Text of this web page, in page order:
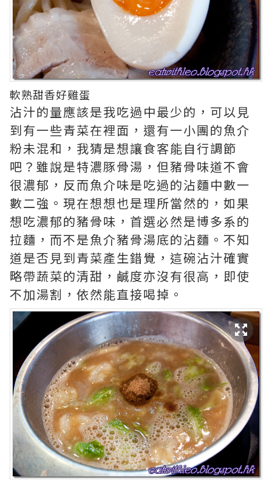
軟熟甜香好雞蛋
沾汁的量應該是我吃過中最少的，可以見
到有一些青菜在裡面，還有一小團的魚介
粉未混和，我猜是想讓食客能自行調節
吧？雖說是特濃豚骨湯，但豬骨味道不會
很濃郁，反而魚介味是吃過的沾麵中數一
數二強。現在想想也是理所當然的，如果
想吃濃郁的豬骨味，首選必然是博多系的
拉麵，而不是魚介豬骨湯底的沾麵。不知
道是否見到青菜產生錯覺，這碗沾汁確實
略帶蔬菜的清甜，鹹度亦沒有很高，即使
不加湯割，依然能直接喝掉。